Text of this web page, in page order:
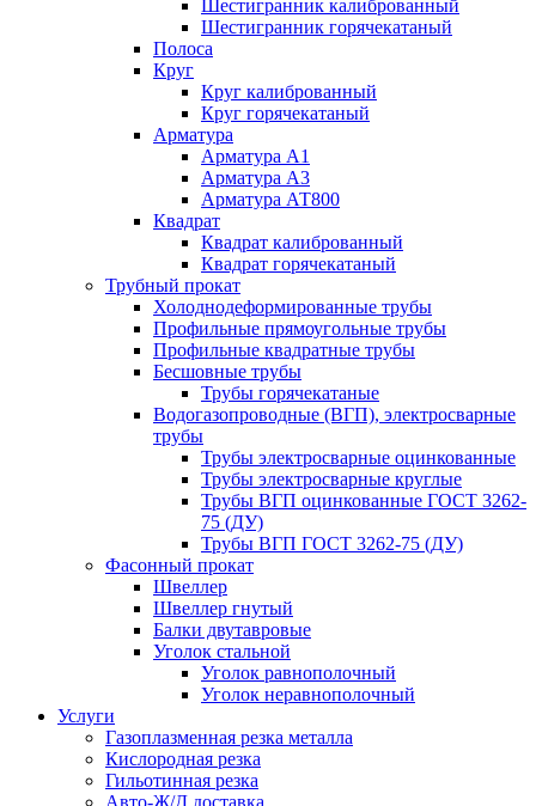
Шестигранник калиброванный
Шестигранник горячекатаный
Полоса
Круг
Круг калиброванный
Круг горячекатаный
Арматура
Арматура А1
Арматура А3
Арматура АТ800
Квадрат
Квадрат калиброванный
Квадрат горячекатаный
Трубный прокат
Холоднодеформированные трубы
Профильные прямоугольные трубы
Профильные квадратные трубы
Бесшовные трубы
Трубы горячекатаные
Водогазопроводные (ВГП), электросварные
трубы
Трубы электросварные оцинкованные
Трубы электросварные круглые
Трубы ВГП оцинкованные ГОСТ 3262-
75 (ДУ)
Трубы ВГП ГОСТ 3262-75 (ДУ)
Фасонный прокат
Швеллер
Швеллер гнутый
Балки двутавровые
Уголок стальной
Уголок равнополочный
Уголок неравнополочный
Услуги
Газоплазменная резка металла
Кислородная резка
Гильотинная резка
Авто-Ж/Д доставка